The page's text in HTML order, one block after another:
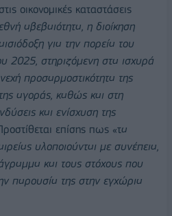
οικονομικές καταστάσεις
αβεβαιότητα, η διοίκηση
για την πορεία του
2025, στηριζόμενη στα ισχυρά
προσαρμοστικότητα της
της αγοράς, καθώς και στη
και ενίσχυση της
επίσης πως «τα
υλοποιούνται με συνέπεια,
και τους στόχους που
παρουσία της στην εγχώρια